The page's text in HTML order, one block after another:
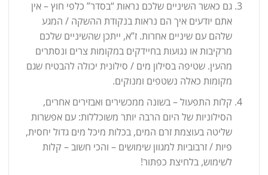
גם כאשר השיניים שלכם נראות “בסדר” כלפי חוץ – אין
אתם יודעים איך הם נראות בנקודת ההשקה / המגע
שלהם עם שיניים אחרות. ז”א, ייתכן שהשיניים שלכם
מרקיבות או נגועות בחיידקים במקומות צרים ונסתרים
מהעין. שטיפה בסילון מים / סילונית יכולה להבטיח שגם
מקומות כאלה נשטפים ומנוקים.
קלות התפעול – בשונה ממכשירים ואבזירים אחרים,
הסילוניות של היום הרבה יותר משוכללות: עם אפשרות
שליטה בעוצמת זרם המים, בכלות מיכל מים גדול יחסית,
פיות / זרבוביות למגוון שימושים – והכי חשוב – קלות
לשימוש, בלחיצת כפתור!